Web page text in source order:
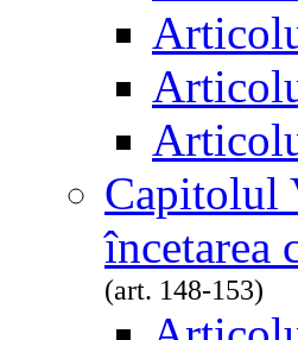
Capitolul
încetarea
(art. 148-153)